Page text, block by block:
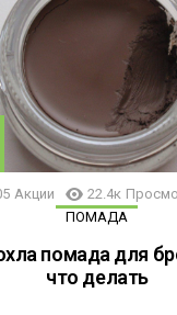
Акции 22.4к
ПОМАДА
помада для
что делать